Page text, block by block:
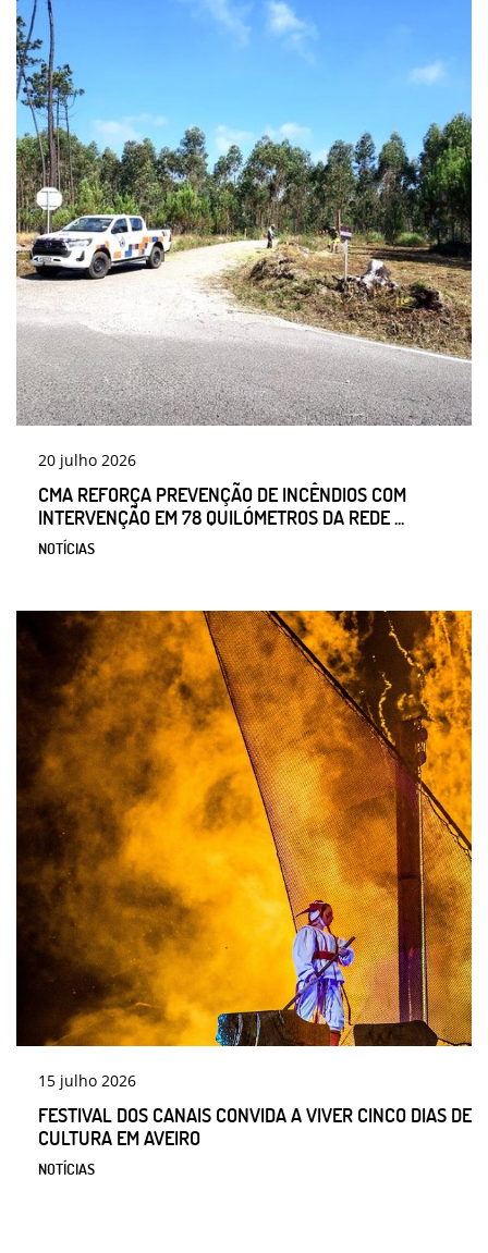
20 julho 2026
CMA REFORÇA PREVENÇÃO DE INCÊNDIOS COM
INTERVENÇÃO EM 78 QUILÓMETROS DA REDE ...
NOTÍCIAS
15 julho 2026
FESTIVAL DOS CANAIS CONVIDA A VIVER CINCO DIAS DE
CULTURA EM AVEIRO
NOTÍCIAS